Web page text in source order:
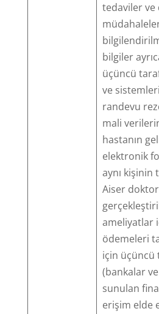
tedaviler ve
bilgiler
üçüncü
ve
randevu
mali
hastanın
elektronik
aynı kişinin
Aiser
ameliyatlar
ödemeleri
için üçüncü
(bankalar
sunulan
erişim elde